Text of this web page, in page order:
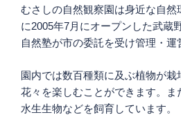
むさしの自然観察園は身近な自然
に2005年7月にオープンした武蔵
自然塾が市の委託を受け管理・運
園内では数百種類に及ぶ植物が
花々を楽しむことができます。
水生生物などを飼育しています。